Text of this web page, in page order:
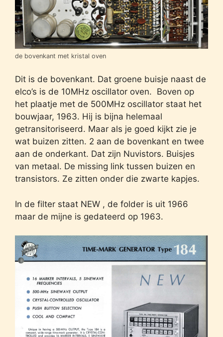
de bovenkant met kristal oven
Dit is de bovenkant. Dat groene buisje naast de
elco’s is de 10MHz oscillator oven. Boven op
het plaatje met de 500MHz oscillator staat het
bouwjaar, 1963. Hij is bijna helemaal
getransitoriseerd. Maar als je goed kijkt zie je
wat buizen zitten. 2 aan de bovenkant en twee
aan de onderkant. Dat zijn Nuvistors. Buisjes
van metaal. De missing link tussen buizen en
transistors. Ze zitten onder die zwarte kapjes.
In de filter staat NEW , de folder is uit 1966
maar de mijne is gedateerd op 1963.